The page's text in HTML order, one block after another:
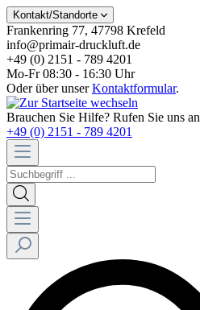
Kontakt/Standorte
Frankenring 77, 47798 Krefeld
info@primair-druckluft.de
+49 (0) 2151 - 789 4201
Mo-Fr 08:30 - 16:30 Uhr
Oder über unserKontaktformular.
Brauchen Sie Hilfe? Rufen Sie uns an
+49 (0) 2151 - 789 4201